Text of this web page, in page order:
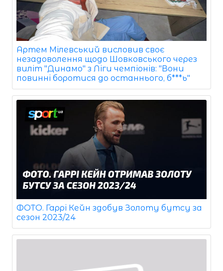
Артем Мілевський висловив своє
незадоволення щодо Шовковського через
виліт "Динамо" з Ліги чемпіонів: "Вони
повинні боротися до останнього, б***ь"
ФОТО. Гаррі Кейн здобув Золоту бутсу за
сезон 2023/24